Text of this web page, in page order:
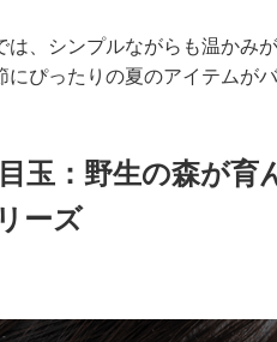
は、シンプルながらも温かみ
にぴったりの夏のアイテムが
目玉：野生の森が
ーズ